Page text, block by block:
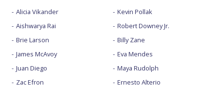
Alicia Vikander
Aishwarya Rai
Brie Larson
James McAvoy
Juan Diego
Zac Efron
Kevin Pollak
Robert Downey Jr.
Billy Zane
Eva Mendes
Maya Rudolph
Ernesto Alterio